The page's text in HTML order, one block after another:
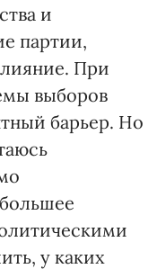
и
партии,
При
выборов
барьер. Но
у каких